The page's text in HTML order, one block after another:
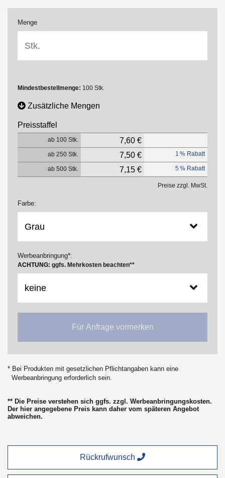
Menge
Mindestbestellmenge: 100 Stk.
Zusätzliche Mengen
Preisstaffel
ab 100 Stk. 7,60 €
ab 250 Stk. 7,50 € 1 % Rabatt
ab 500 Stk. 7,15 € 5 % Rabatt
Preise zzgl. MwSt.
Farbe:
Werbeanbringung*:
ACHTUNG: ggfs. Mehrkosten beachten**
Für Anfrage vormerken
* Bei Produkten mit gesetzlichen Pflichtangaben kann eine
Werbeanbringung erforderlich sein.
** Die Preise verstehen sich ggfs. zzgl. Werbeanbringungskosten.
Der hier angegebene Preis kann daher vom späteren Angebot
abweichen.
Rückrufwunsch